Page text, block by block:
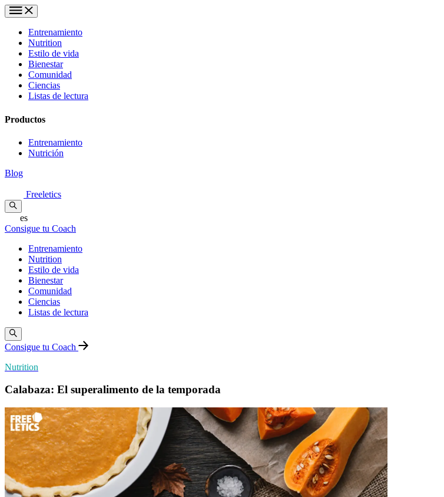
Entrenamiento
Nutrition
Estilo de vida
Bienestar
Comunidad
Ciencias
Listas de lectura
Productos
Entrenamiento
Nutrición
Blog
Freeletics
es
Consigue tu Coach
Entrenamiento
Nutrition
Estilo de vida
Bienestar
Comunidad
Ciencias
Listas de lectura
Consigue tu Coach
Nutrition
Calabaza: El superalimento de la temporada